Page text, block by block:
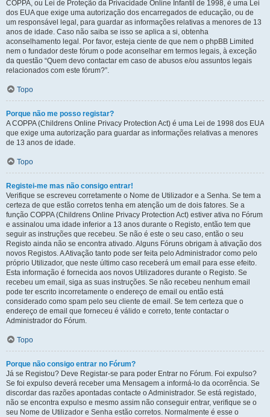
COPPA, ou Lei de Proteção da Privacidade Online Infantil de 1998, é uma Lei
dos EUA que exige uma autorização dos encarregados de educação, ou de
um responsável legal, para guardar as informações relativas a menores de 13
anos de idade. Caso não saiba se isso se aplica a si, obtenha
aconselhamento legal. Por favor, esteja ciente de que nem o phpBB Limited
nem o fundador deste fórum o pode aconselhar em termos legais, à exceção
da questão “Quem devo contactar em caso de abusos e/ou assuntos legais
relacionados com este fórum?”.
Topo
Porque não me posso registar?
A COPPA (Childrens Online Privacy Protection Act) é uma Lei de 1998 dos EUA
que exige uma autorização para guardar as informações relativas a menores
de 13 anos de idade.
Topo
Registei-me mas não consigo entrar!
Verifique se escreveu corretamente o Nome de Utilizador e a Senha. Se tem a
certeza de que estão corretos tenha em atenção um de dois fatores. Se a
função COPPA (Childrens Online Privacy Protection Act) estiver ativa no Fórum
e assinalou uma idade inferior a 13 anos durante o Registo, então tem que
seguir as instruções que recebeu. Se não é este o seu caso, então o seu
Registo ainda não se encontra ativado. Alguns Fóruns obrigam à ativação dos
novos Registos. A Ativação tanto pode ser feita pelo Administrador como pelo
próprio Utilizador, que neste último caso receberá um email para esse efeito.
Esta informação é fornecida aos novos Utilizadores durante o Registo. Se
recebeu um email, siga as suas instruções. Se não recebeu nenhum email
pode ter escrito incorretamente o endereço de email ou então está
considerado como spam pelo seu cliente de email. Se tem certeza que o
endereço de email que forneceu é válido e correto, tente contactar o
Administrador do Fórum.
Topo
Porque não consigo entrar no Fórum?
Já se Registou? Deve Registar-se para poder Entrar no Fórum. Foi expulso?
Se foi expulso deverá receber uma Mensagem a informá-lo da ocorrência. Se
discordar das razões apontadas contacte o Administrador. Se está registado,
não se encontra expulso e mesmo assim não conseguir entrar, verifique se o
seu Nome de Utilizador e Senha estão corretos. Normalmente é esse o